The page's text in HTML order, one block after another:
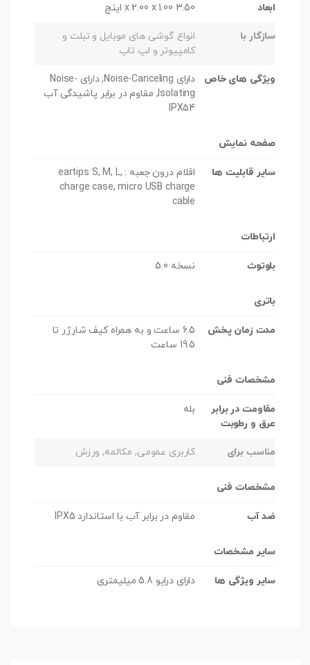
ابعاد 3.50 x 2.00 x 1.00 اینچ
سازگار با
انواع گوشی های موبایل و تبلت و
کامپیوتر و لپ تاپ
ویژگی های خاص
دارای Noise-Canceling, دارای Noise-
Isolating, مقاوم در برابر پاشیدگی آب
IPX54
صفحه نمایش
سایر قابلیت ها
اقلام درون جعبه : eartips S, M, L,
charge case, micro USB charge
cable
ارتباطات
بلوتوث نسخه 5.0
باتری
مدت زمان پخش
6.5 ساعت و به همراه کیف شارژر تا
19.5 ساعت
مشخصات فنی
مقاومت در برابر
عرق و رطوبت
بله
مناسب برای کاربری عمومی, مکالمه, ورزش
مشخصات فنی
ضد آب مقاوم در برابر آب با استاندارد IPX5
سایر مشخصات
سایر ویژگی ها دارای درایو 5.8 میلیمتری